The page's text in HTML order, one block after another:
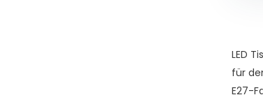
LED
für
E27-